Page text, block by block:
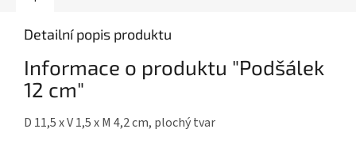
Detailní popis produktu
Informace o produktu "Podšálek
12 cm"
D 11,5 x V 1,5 x M 4,2 cm, plochý tvar